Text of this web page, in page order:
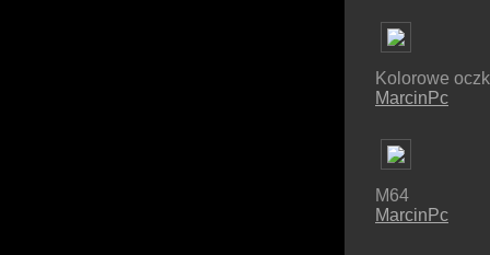
Kolorowe
MarcinPc
M64
MarcinPc